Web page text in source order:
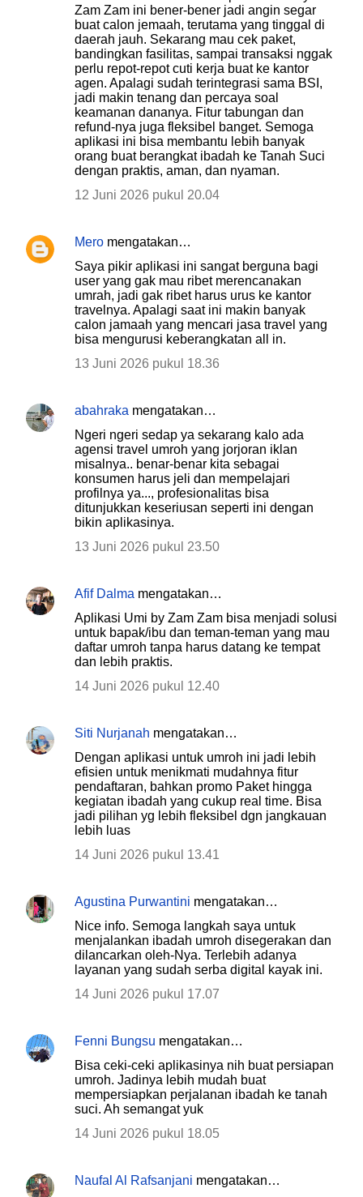
Zam Zam ini bener-bener jadi angin segar
buat calon jemaah, terutama yang tinggal di
daerah jauh. Sekarang mau cek paket,
bandingkan fasilitas, sampai transaksi nggak
perlu repot-repot cuti kerja buat ke kantor
agen. Apalagi sudah terintegrasi sama BSI,
jadi makin tenang dan percaya soal
keamanan dananya. Fitur tabungan dan
refund-nya juga fleksibel banget. Semoga
aplikasi ini bisa membantu lebih banyak
orang buat berangkat ibadah ke Tanah Suci
dengan praktis, aman, dan nyaman.
12 Juni 2026 pukul 20.04
Mero mengatakan…
Saya pikir aplikasi ini sangat berguna bagi
user yang gak mau ribet merencanakan
umrah, jadi gak ribet harus urus ke kantor
travelnya. Apalagi saat ini makin banyak
calon jamaah yang mencari jasa travel yang
bisa mengurusi keberangkatan all in.
13 Juni 2026 pukul 18.36
abahraka mengatakan…
Ngeri ngeri sedap ya sekarang kalo ada
agensi travel umroh yang jorjoran iklan
misalnya.. benar-benar kita sebagai
konsumen harus jeli dan mempelajari
profilnya ya..., profesionalitas bisa
ditunjukkan keseriusan seperti ini dengan
bikin aplikasinya.
13 Juni 2026 pukul 23.50
Afif Dalma mengatakan…
Aplikasi Umi by Zam Zam bisa menjadi solusi
untuk bapak/ibu dan teman-teman yang mau
daftar umroh tanpa harus datang ke tempat
dan lebih praktis.
14 Juni 2026 pukul 12.40
Siti Nurjanah mengatakan…
Dengan aplikasi untuk umroh ini jadi lebih
efisien untuk menikmati mudahnya fitur
pendaftaran, bahkan promo Paket hingga
kegiatan ibadah yang cukup real time. Bisa
jadi pilihan yg lebih fleksibel dgn jangkauan
lebih luas
14 Juni 2026 pukul 13.41
Agustina Purwantini mengatakan…
Nice info. Semoga langkah saya untuk
menjalankan ibadah umroh disegerakan dan
dilancarkan oleh-Nya. Terlebih adanya
layanan yang sudah serba digital kayak ini.
14 Juni 2026 pukul 17.07
Fenni Bungsu mengatakan…
Bisa ceki-ceki aplikasinya nih buat persiapan
umroh. Jadinya lebih mudah buat
mempersiapkan perjalanan ibadah ke tanah
suci. Ah semangat yuk
14 Juni 2026 pukul 18.05
Naufal Al Rafsanjani mengatakan…